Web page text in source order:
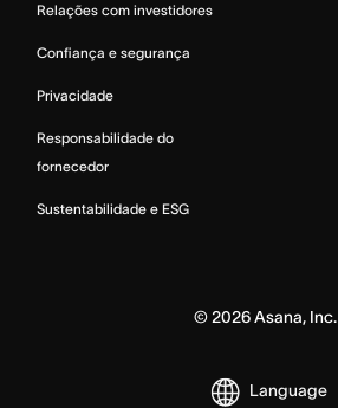
Relações com investidores
Confiança e segurança
Privacidade
Responsabilidade do
fornecedor
Sustentabilidade e ESG
© 2026Asana, Inc.
Language